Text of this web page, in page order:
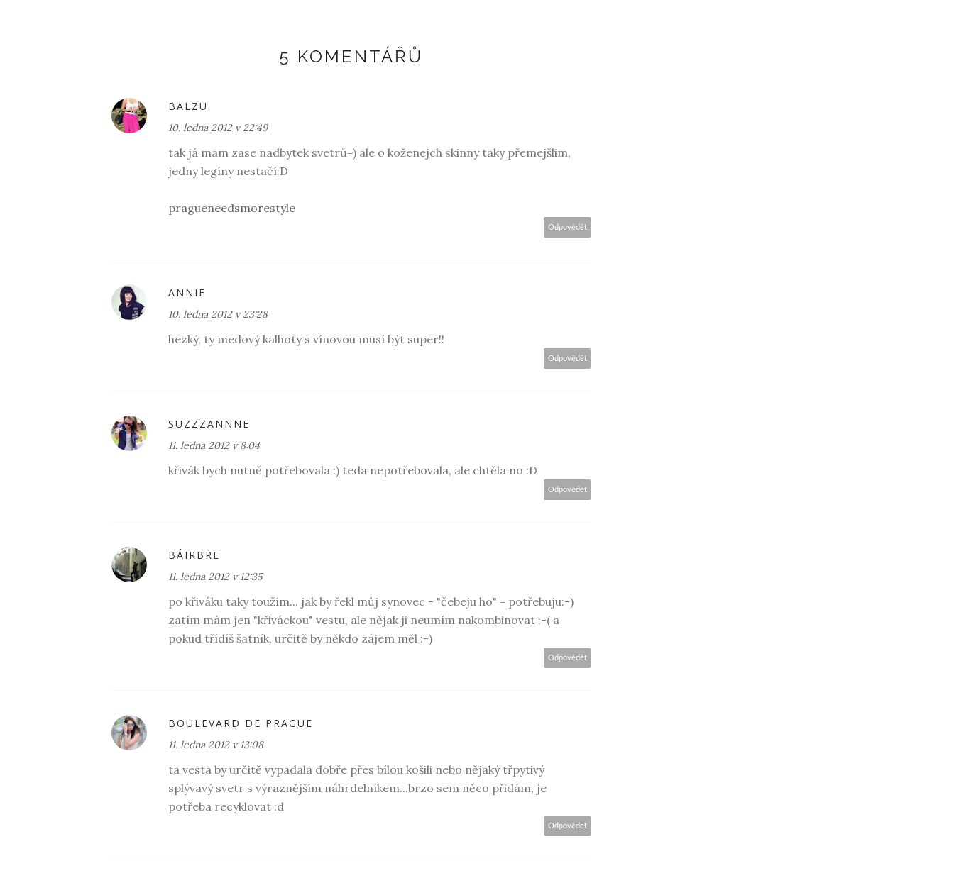
5 KOMENTÁŘŮ
BALZU
10. ledna 2012 v 22:49
tak já mam zase nadbytek svetrů=) ale o koženejch skinny taky přemejšlim,
jedny legíny nestačí:D
pragueneedsmorestyle
Odpovědět
ANNIE
10. ledna 2012 v 23:28
hezký, ty medový kalhoty s vínovou musí být super!!
Odpovědět
SUZZZANNNE
11. ledna 2012 v 8:04
křivák bych nutně potřebovala :) teda nepotřebovala, ale chtěla no :D
Odpovědět
BÁIRBRE
11. ledna 2012 v 12:35
po křiváku taky toužím... jak by řekl můj synovec - "čebeju ho" = potřebuju:-)
zatím mám jen "křiváckou" vestu, ale nějak ji neumím nakombinovat :-( a
pokud třídíš šatník, určitě by někdo zájem měl :-)
Odpovědět
BOULEVARD DE PRAGUE
11. ledna 2012 v 13:08
ta vesta by určitě vypadala dobře přes bílou košili nebo nějaký třpytivý
splývavý svetr s výraznějším náhrdelníkem...brzo sem něco přidám, je
potřeba recyklovat :d
Odpovědět